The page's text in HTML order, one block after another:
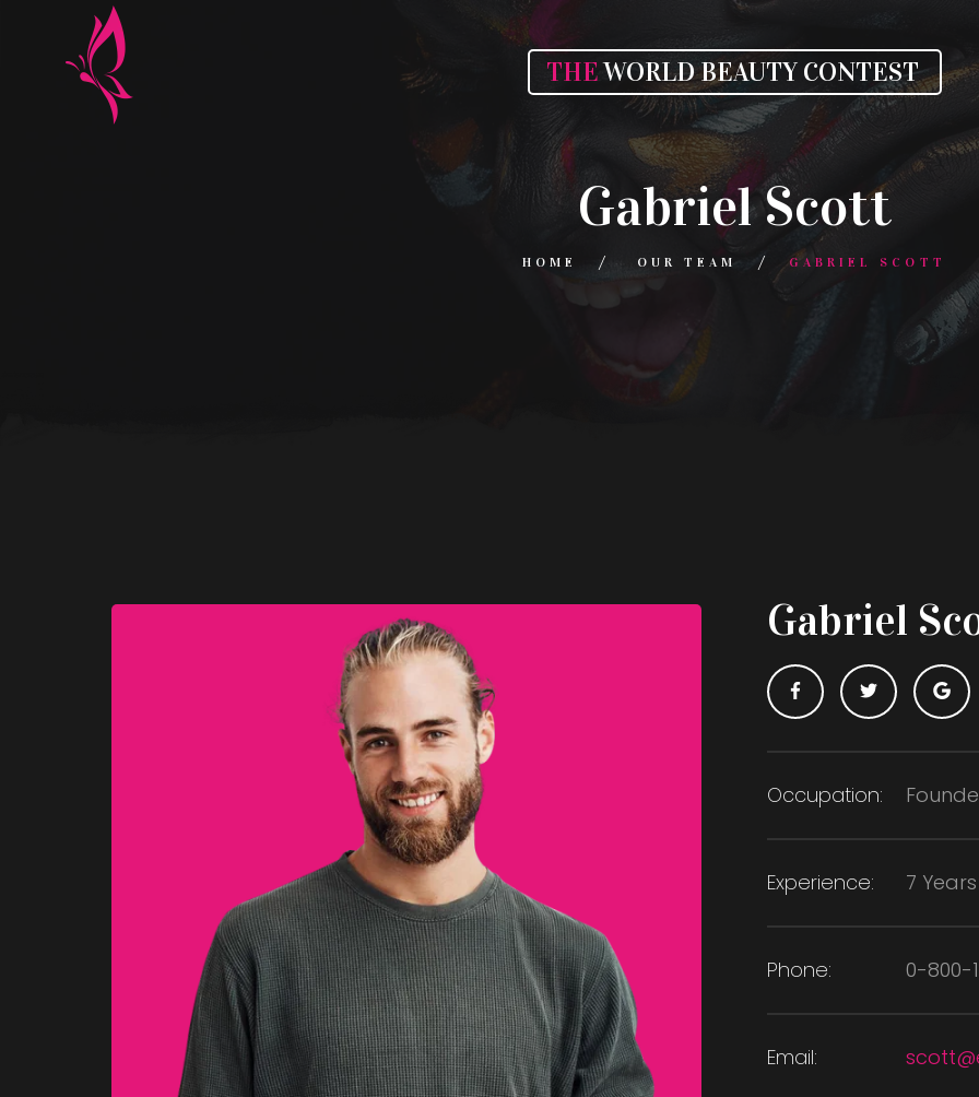
THEWORLD BEAUTY CONTEST
Gabriel Scott
HOME OUR TEAM GABRIEL SCOTT
Gabriel
Occupation:
Experience: 7 Years
Phone: 0-800-
Email: